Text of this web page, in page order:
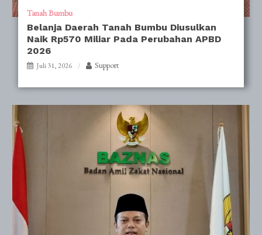
Tanah Bumbu
Belanja Daerah Tanah Bumbu Diusulkan
Naik Rp570 Miliar Pada Perubahan APBD
2026
Juli 31, 2026 Support